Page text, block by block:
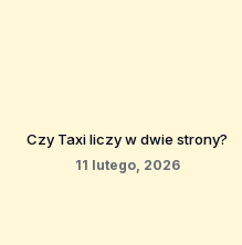
Czy Taxi liczy w dwie strony?
11 lutego, 2026